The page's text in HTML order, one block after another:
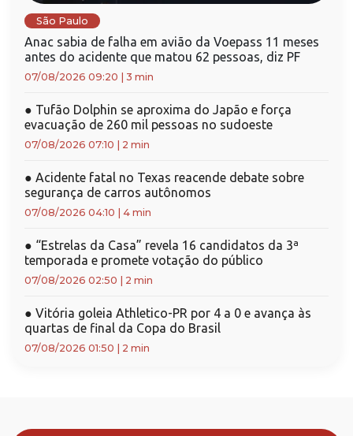
São Paulo
Anac sabia de falha em avião da Voepass 11 meses
antes do acidente que matou 62 pessoas, diz PF
07/08/2026 09:20 3 min
● Tufão Dolphin se aproxima do Japão e força
evacuação de 260 mil pessoas no sudoeste
07/08/2026 07:10 2 min
● Acidente fatal no Texas reacende debate sobre
segurança de carros autônomos
07/08/2026 04:10 4 min
● “Estrelas da Casa” revela 16 candidatos da 3ª
temporada e promete votação do público
07/08/2026 02:50 2 min
● Vitória goleia Athletico-PR por 4 a 0 e avança às
quartas de final da Copa do Brasil
07/08/2026 01:50 2 min